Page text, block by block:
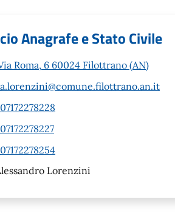
Anagrafe e Stato Civile
Roma, 6 60024 Filottrano (AN)
a.lorenzini@comune.filottrano.an.it
07172278228
07172278227
07172278254
Lorenzini